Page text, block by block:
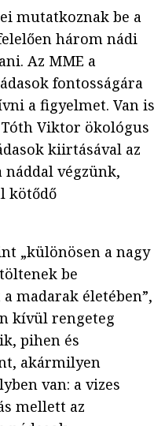
mutatkoznak be a
három nádi
Az MME a
fontosságára
a figyelmet. Van is
Viktor ökológus
kiirtásával az
végzünk,
kötődő
„különösen a nagy
be
madarak életében”,
kívül rengeteg
pihen és
akármilyen
van: a vizes
mellett az